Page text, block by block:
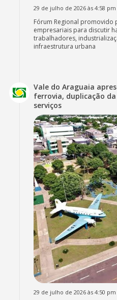
29 de julho de 2026 às 4:58 pm
Fórum Regional promovido
empresariais para discutir
trabalhadores,
infraestrutura urbana
Vale do Araguaia
ferrovia, duplicação
serviços
29 de julho de 2026 às 4:50 pm